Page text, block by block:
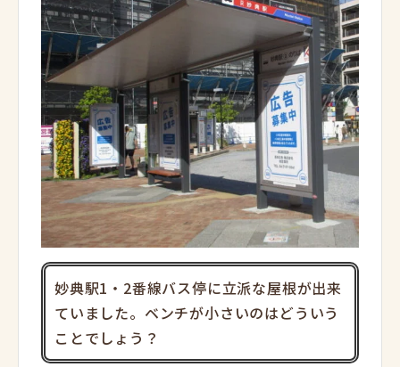
妙典駅1・2番線バス停に立派な屋根が出来
ていました。ベンチが小さいのはどういう
ことでしょう？